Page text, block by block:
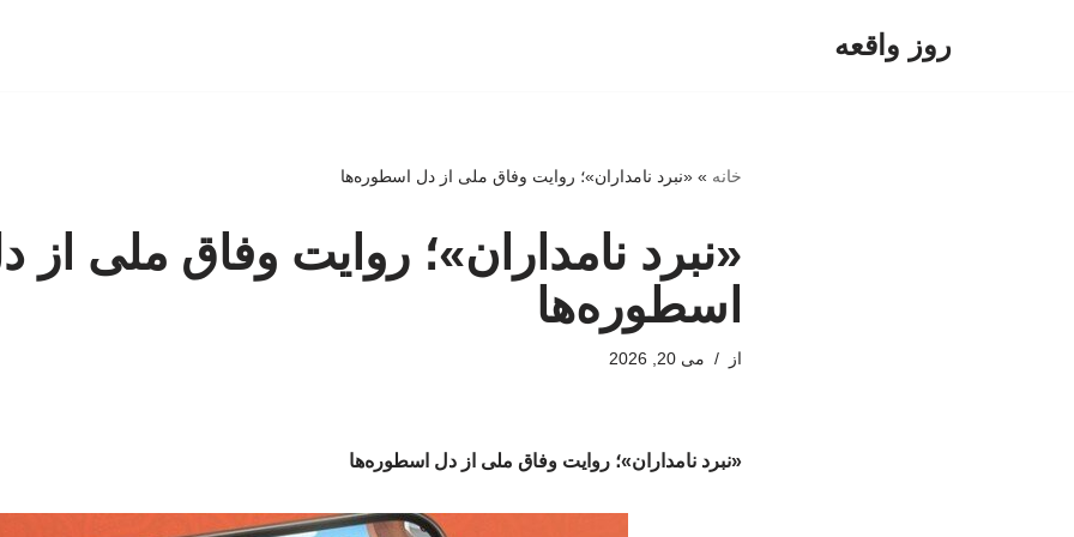
روز واقعه
خانه »«نبرد نامداران»؛ روایت وفاق ملی از دل اسطوره‌ها
«نبرد نامداران»؛ روایت وفاق ملی از
اسطوره‌ها
از می 20, 2026
«نبرد نامداران»؛ روایت وفاق ملی از دل اسطوره‌ها